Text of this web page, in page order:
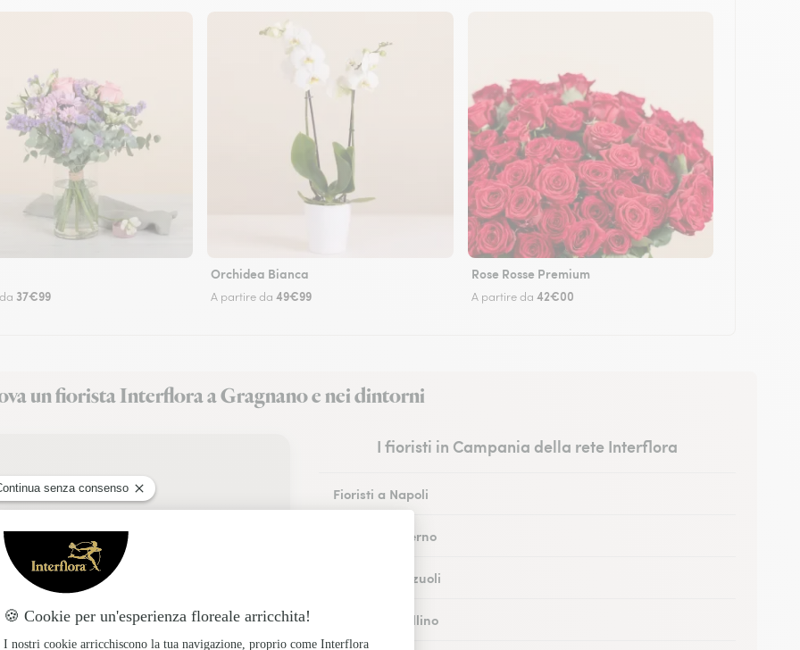
37€99
Orchidea Bianca
A partire da 49€99
Rose Rosse Premium
A partire da 42€00
un fiorista Interflora a Gragnano e nei dintorni
I fioristi in Campania della rete Interflora
Fioristi a Napoli
Fioristi a Salerno
Fioristi a Pozzuoli
Fioristi a Avellino